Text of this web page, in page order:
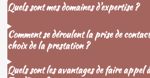
Quels sont mes domaines d'expertise ?
Comment se déroulent la prise de
choix de la prestation ?
Quels sont les avantages de faire appel à